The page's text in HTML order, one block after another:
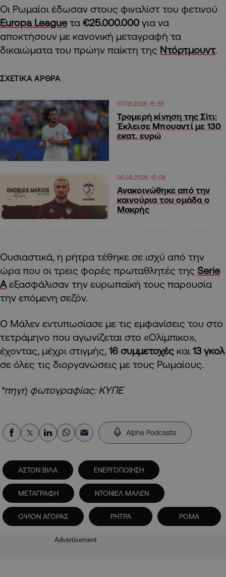
Οι Ρωμαίοι έδωσαν στους φιναλίστ του φετινού
Europa Leagueτα €25.000.000για να
αποκτήσουν με κανονική μεταγραφή τα
δικαιώματα του πρώην παίκτη της Ντόρτμουντ.
ΣΧΕΤΙΚΑ ΑΡΘΡΑ
07.08.2026 15:55
Τρομερή κίνηση της Σίτι:
Έκλεισε Μπουαντί με 130
εκατ. ευρώ
06.08.2026 15:08
Ανακοινώθηκε από την
καινούρια του ομάδα ο
Μακρής
Ουσιαστικά, η ρήτρα τέθηκε σε ισχύ από την
ώρα που οι τρεις φορές πρωταθλητές της Serie
Aεξασφάλισαν την ευρωπαϊκή τους παρουσία
την επόμενη σεζόν.
Ο Μάλεν εντυπωσίασε με τις εμφανίσεις του στο
τετράμηνο που αγωνίζεται στο «Ολίμπικο»,
έχοντας, μέχρι στιγμής, 16 συμμετοχές και 13 γκολ
σε όλες τις διοργανώσεις με τους Ρωμαίους.
*πηγή φωτογραφίας: ΚΥΠΕ
Alpha Podcasts
ΑΣΤΟΝ ΒΙΛΑ ΕΝΕΡΓΟΠΟΙΗΣΗ
ΜΕΤΑΓΡΑΦΗ ΝΤΟΝΙΕΛ ΜΑΛΕΝ
ΟΨΙΟΝ ΑΓΟΡΑΣ ΡΗΤΡΑ ΡΟΜΑ
Advertisement